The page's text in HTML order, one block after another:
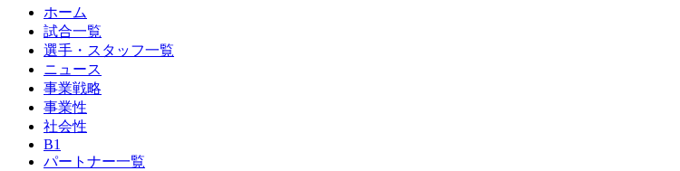
ホーム
試合一覧
選手・スタッフ一覧
ニュース
事業戦略
事業性
社会性
B1
パートナー一覧